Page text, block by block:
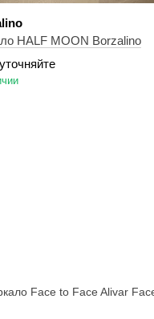
HALF MOON Borzalino